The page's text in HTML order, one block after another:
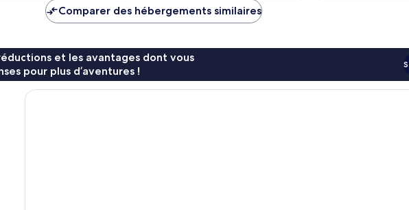
de
108 €
Comparer des hébergements similaires
et les avantages dont vous
pour plus d’aventures !